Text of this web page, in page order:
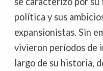
política y sus
expansionistas. Sin
vivieron períodos de
largo de su historia,